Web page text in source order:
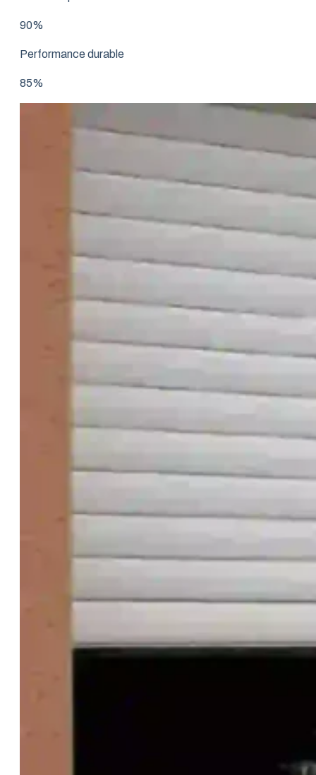
90%
Performance durable
85%